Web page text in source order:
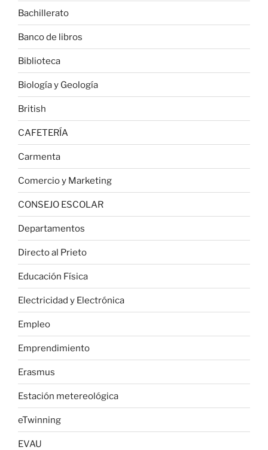
Bachillerato
Banco de libros
Biblioteca
Biología y Geología
British
CAFETERÍA
Carmenta
Comercio y Marketing
CONSEJO ESCOLAR
Departamentos
Directo al Prieto
Educación Física
Electricidad y Electrónica
Empleo
Emprendimiento
Erasmus
Estación metereológica
eTwinning
EVAU